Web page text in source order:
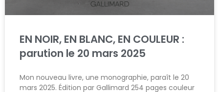
EN NOIR, EN BLANC, EN COULEUR :
parution le 20 mars 2025
Mon nouveau livre, une monographie, paraît le 20
mars 2025. Édition par Gallimard 254 pages couleur